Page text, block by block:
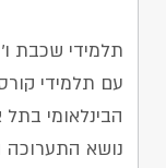
תלמידי שכבת ו'
עם תלמידי
הבינלאומי בתל